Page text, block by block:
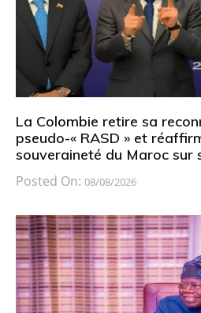
La Colombie retire sa
pseudo-« RASD » et
souveraineté du Maroc sur
Posted On: 08/08/2026